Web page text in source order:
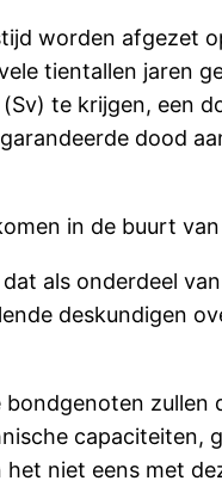
worden
tientallen jaren
te krijgen, een
dood
in de buurt
als onderdeel
deskundigen
niet eens met